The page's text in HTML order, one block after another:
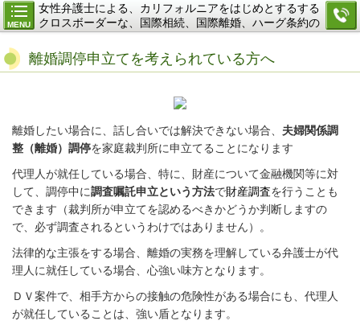
MENU
女性弁護士による、カリフォルニアをはじめとするする
クロスボーダーな、国際相続、国際離婚、ハーグ条約の
離婚調停申立てを考えられている方へ
離婚したい場合に、話し合いでは解決できない場合、 夫婦関係調
整（離婚）調停を家庭裁判所に申立てることになります
代理人が就任している場合、特に、財産について金融機関等に対
して、調停中に調査嘱託申立という方法で財産調査を行うことも
できます（裁判所が申立てを認めるべきかどうか判断しますの
で、必ず調査されるというわけではありません）
。
法律的な主張をする場合、離婚の実務を理解している弁護士が代
理人に就任している場合、心強い味方となります。
ＤＶ案件で、相手方からの接触の危険性がある場合にも、代理人
が就任していることは、強い盾となります。